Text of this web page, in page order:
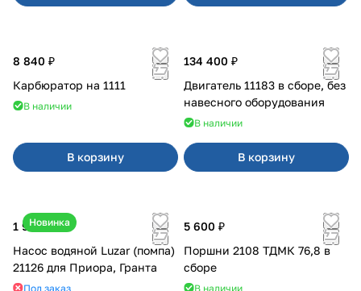
8 840 ₽
Карбюратор на 1111
В наличии
В корзину
134 400 ₽
Двигатель 11183 в сборе, без
навесного оборудования
В наличии
В корзину
Новинка
1 990 ₽
Насос водяной Luzar (помпа)
21126 для Приора, Гранта
Под заказ
5 600 ₽
Поршни 2108 ТДМК 76,8 в
сборе
В наличии